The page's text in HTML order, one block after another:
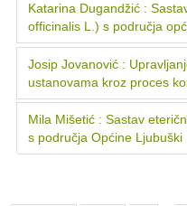
Katarina Dugandžić :
officinalis L.) s područja
Josip Jovanović :
ustanovama kroz proces
Mila Mišetić : Sastav
s područja Općine Ljubuški